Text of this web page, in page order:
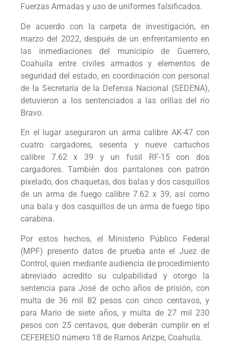
Fuerzas Armadas y uso de uniformes falsificados.
De acuerdo con la carpeta de investigación, en
marzo del 2022, después de un enfrentamiento en
las inmediaciones del municipio de Guerrero,
Coahuila entre civiles armados y elementos de
seguridad del estado, en coordinación con personal
de la Secretaría de la Defensa Nacional (SEDENA),
detuvieron a los sentenciados a las orillas del río
Bravo.
En el lugar aseguraron un arma calibre AK-47 con
cuatro cargadores, sesenta y nueve cartuchos
calibre 7.62 x 39 y un fusil RF-15 con dos
cargadores. También dos pantalones con patrón
pixelado, dos chaquetas, dos balas y dos casquillos
de un arma de fuego calibre 7.62 x 39, así como
una bala y dos casquillos de un arma de fuego tipo
carabina.
Por estos hechos, el Ministerio Público Federal
(MPF) presento datos de prueba ante el Juez de
Control, quien mediante audiencia de procedimiento
abreviado acredito su culpabilidad y otorgo la
sentencia para José de ocho años de prisión, con
multa de 36 mil 82 pesos con cinco centavos, y
para Mario de siete años, y multa de 27 mil 230
pesos con 25 centavos, que deberán cumplir en el
CEFERESO número 18 de Ramos Arizpe, Coahuila.